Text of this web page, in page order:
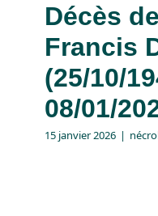
Décès
Francis
(25/10/
08/01/
15 janvier 2026 |